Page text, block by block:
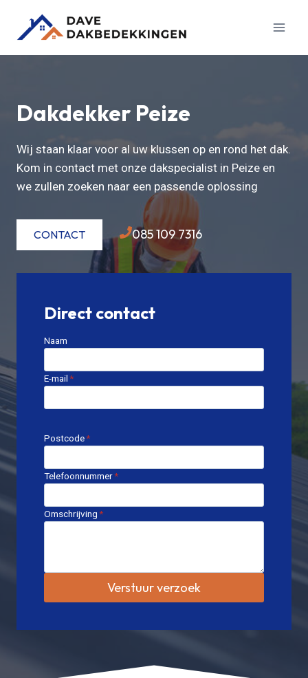
Dakdekker Peize
Wij staan klaar voor al uw klussen op en rond het dak.
Kom in contact met onze dakspecialist in Peize en
we zullen zoeken naar een passende oplossing
CONTACT 085 109 7316
Direct contact
Naam
E-mail*
Postcode*
Telefoonnummer*
Omschrijving*
Verstuur verzoek